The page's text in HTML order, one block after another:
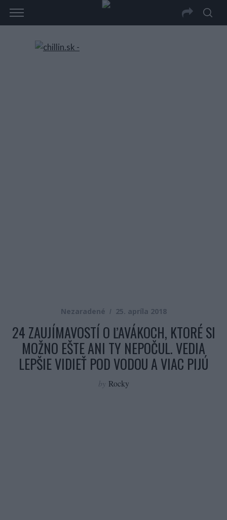
Nezaradené 25. apríla 2018
24 ZAUJÍMAVOSTÍ O ĽAVÁKOCH, KTORÉ SI
MOŽNO EŠTE ANI TY NEPOČUL. VEDIA
LEPŠIE VIDIEŤ POD VODOU A VIAC PIJÚ
by Rocky